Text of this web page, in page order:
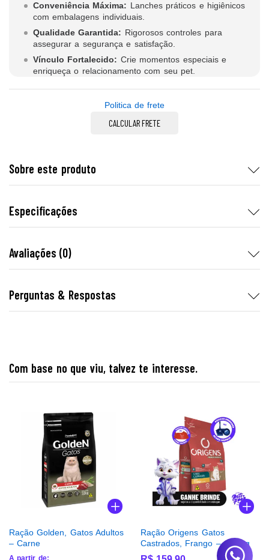
Conveniência Máxima: Lanches práticos e higiênicos
com embalagens individuais.
Qualidade Garantida: Rigorosos controles para
assegurar a segurança e satisfação.
Vínculo Fortalecido: Crie momentos especiais e
enriqueça o relacionamento com seu pet.
Politica de frete
CALCULAR FRETE
Sobre este produto
Especificações
Avaliações (0)
Perguntas & Respostas
Com base no que viu, talvez te interesse.
Ração Golden, Gatos Adultos
– Carne
A partir de:
Ração Origens Gatos
Castrados, Frango – 10,1kg